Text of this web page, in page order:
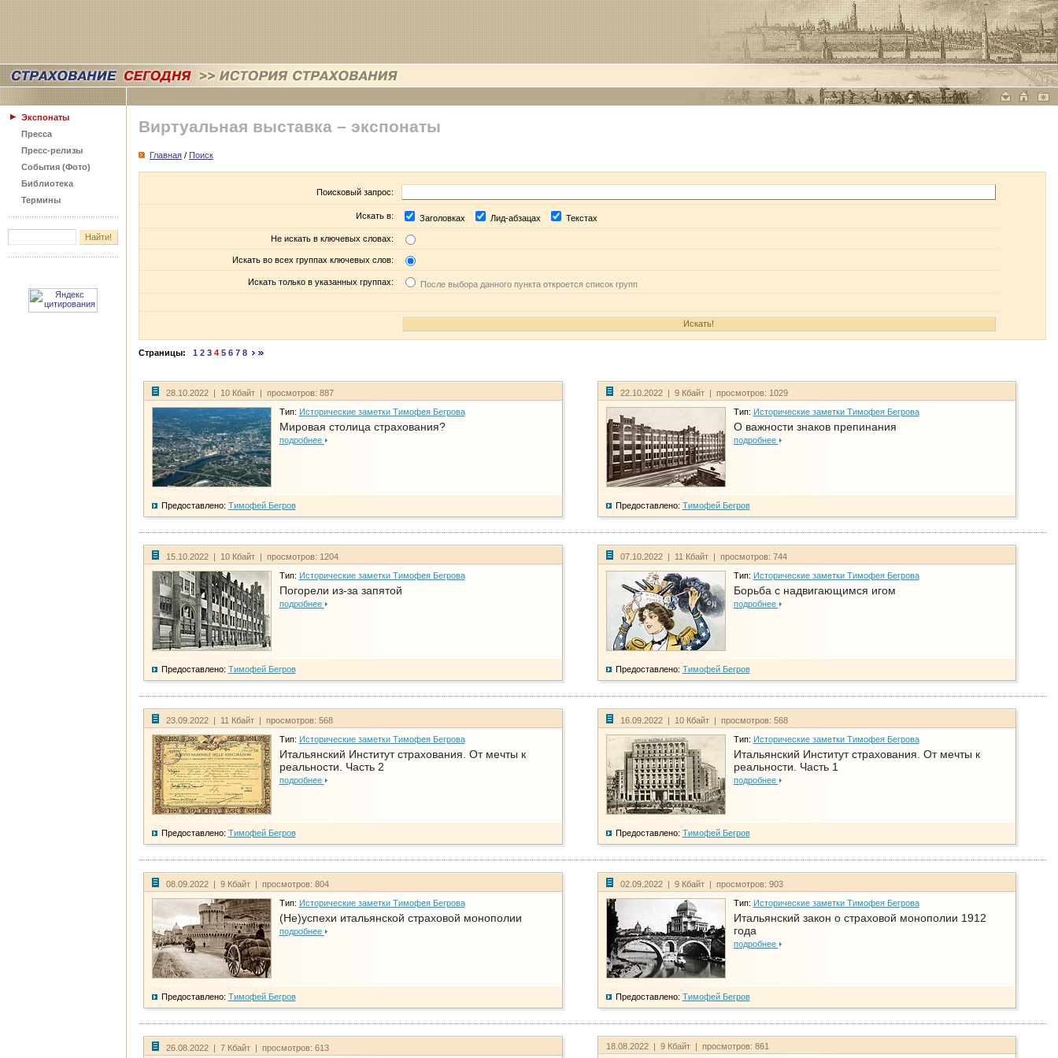
Экспонаты
Пресса
Пресс-релизы
События (Фото)
Библиотека
Термины
Виртуальная выставка – экспонаты
Главная / Поиск
Поисковый запрос:
Искать в: Заголовках Лид-абзацах Текстах
Не искать в ключевых словах:
Искать во всех группах ключевых слов:
Искать только в указанных группах: После выбора данного пункта откроется список групп
Страницы: 1 2 3 4 5 6 7 8
28.10.2022 | 10 Кбайт | просмотров: 887
Тип: Исторические заметки Тимофея Бегрова
Мировая столица страхования?
подробнее
Предоставлено: Тимофей Бегров
22.10.2022 | 9 Кбайт | просмотров: 1029
Тип: Исторические заметки Тимофея Бегрова
О важности знаков препинания
подробнее
Предоставлено: Тимофей Бегров
15.10.2022 | 10 Кбайт | просмотров: 1204
Тип: Исторические заметки Тимофея Бегрова
Погорели из-за запятой
подробнее
Предоставлено: Тимофей Бегров
07.10.2022 | 11 Кбайт | просмотров: 744
Тип: Исторические заметки Тимофея Бегрова
Борьба с надвигающимся игом
подробнее
Предоставлено: Тимофей Бегров
23.09.2022 | 11 Кбайт | просмотров: 568
Тип: Исторические заметки Тимофея Бегрова
Итальянский Институт страхования. От мечты к
реальности. Часть 2
подробнее
Предоставлено: Тимофей Бегров
16.09.2022 | 10 Кбайт | просмотров: 568
Тип: Исторические заметки Тимофея Бегрова
Итальянский Институт страхования. От мечты к
реальности. Часть 1
подробнее
Предоставлено: Тимофей Бегров
08.09.2022 | 9 Кбайт | просмотров: 804
Тип: Исторические заметки Тимофея Бегрова
(Не)успехи итальянской страховой монополии
подробнее
Предоставлено: Тимофей Бегров
02.09.2022 | 9 Кбайт | просмотров: 903
Тип: Исторические заметки Тимофея Бегрова
Итальянский закон о страховой монополии 1912
года
подробнее
Предоставлено: Тимофей Бегров
26.08.2022 | 7 Кбайт | просмотров: 613 18.08.2022 | 9 Кбайт | просмотров: 861